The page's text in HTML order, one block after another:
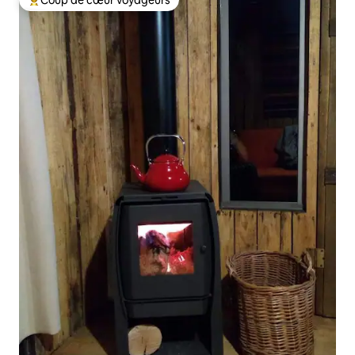
Coup de cœur voyageurs parmi les plus aimés